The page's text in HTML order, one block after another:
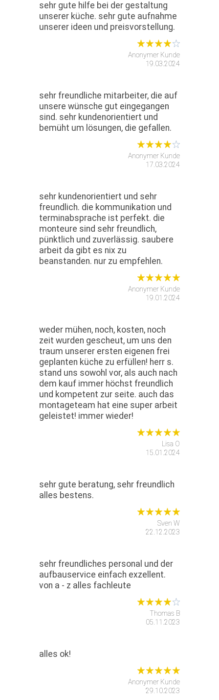
sehr gute hilfe bei der gestaltung
unserer küche. sehr gute aufnahme
unserer ideen und preisvorstellung.
Anonymer Kunde
19.03.2024
sehr freundliche mitarbeiter, die auf
unsere wünsche gut eingegangen
sind. sehr kundenorientiert und
bemüht um lösungen, die gefallen.
Anonymer Kunde
17.03.2024
sehr kundenorientiert und sehr
freundlich. die kommunikation und
terminabsprache ist perfekt. die
monteure sind sehr freundlich,
pünktlich und zuverlässig. saubere
arbeit da gibt es nix zu
beanstanden. nur zu empfehlen.
Anonymer Kunde
19.01.2024
weder mühen, noch, kosten, noch
zeit wurden gescheut, um uns den
traum unserer ersten eigenen frei
geplanten küche zu erfüllen! herr s.
stand uns sowohl vor, als auch nach
dem kauf immer höchst freundlich
und kompetent zur seite. auch das
montageteam hat eine super arbeit
geleistet! immer wieder!
Lisa O
15.01.2024
sehr gute beratung, sehr freundlich
alles bestens.
Sven W
22.12.2023
sehr freundliches personal und der
aufbauservice einfach exzellent.
von a - z alles fachleute
Thomas B
05.11.2023
alles ok!
Anonymer Kunde
29.10.2023